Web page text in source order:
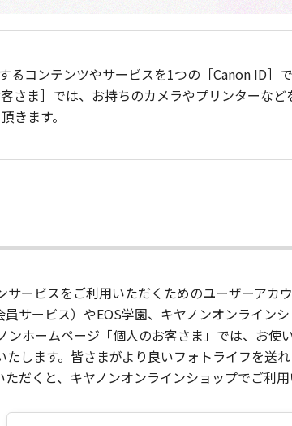
るコンテンツやサービスを1つの［Canon ID］
さま］では、お持ちのカメラやプリンターな
きます。
サービスをご利用いただくためのユーザーア
サービス）やEOS学園、キヤノンオンライン
ンホームページ「個人のお客さま」では、お
します。皆さまがより良いフォトライフを送
だくと、キヤノンオンラインショップでご利